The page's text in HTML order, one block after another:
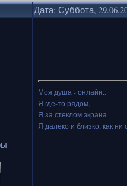
Дата: Суббота,
Моя душа - онлайн..
Я где-то рядом,
Я за стеклом экрана
Я далеко и близко, как ни